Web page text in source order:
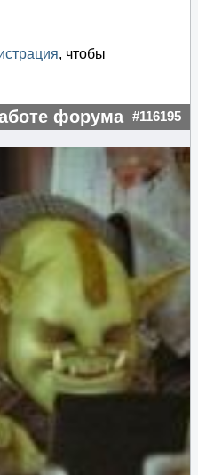
, чтобы
форума #116195